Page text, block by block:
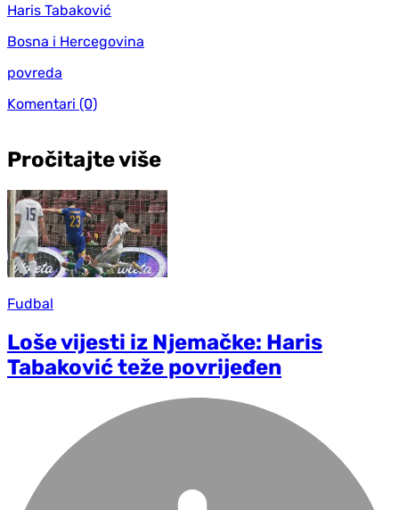
Haris Tabaković
Bosna i Hercegovina
povreda
Komentari (0)
Pročitajte više
Fudbal
Loše vijesti iz Njemačke: Haris
Tabaković teže povrijeđen